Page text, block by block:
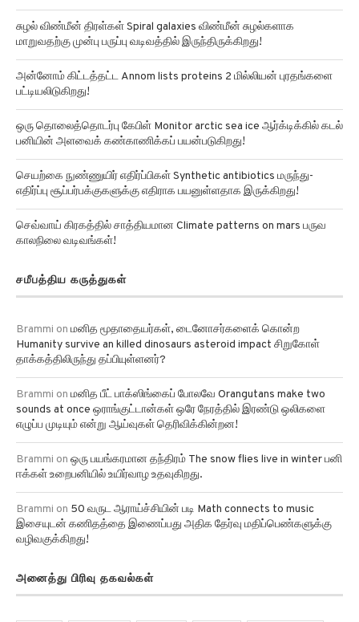
சுழல் விண்மீன் திரள்கள் Spiral galaxies விண்மீன் சுழல்களாக
மாறுவதற்கு முன்பு பருப்பு வடிவத்தில் இருந்திருக்கிறது!
அன்னோம் கிட்டத்தட்ட Annom lists proteins 2 மில்லியன் புரதங்களை
பட்டியலிடுகிறது!
ஒரு தொலைத்தொடர்பு கேபிள் Monitor arctic sea ice ஆர்க்டிக்கில் கடல்
பனியின் அளவைக் கண்காணிக்கப் பயன்படுகிறது!
செயற்கை நுண்ணுயிர் எதிர்ப்பிகள் Synthetic antibiotics மருந்து-
எதிர்ப்பு சூப்பர்பக்குகளுக்கு எதிராக பயனுள்ளதாக இருக்கிறது!
செவ்வாய் கிரகத்தில் சாத்தியமான Climate patterns on mars பருவ
காலநிலை வடிவங்கள்!
சமீபத்திய கருத்துகள்
Brammi on மனித மூதாதையர்கள், டைனோசர்களைக் கொன்ற
Humanity survive an killed dinosaurs asteroid impact சிறுகோள்
தாக்கத்திலிருந்து தப்பியுள்ளனர்?
Brammi on மனித பீட் பாக்ஸிங்கைப் போலவே Orangutans make two
sounds at once ஒராங்குட்டான்கள் ஒரே நேரத்தில் இரண்டு ஒலிகளை
எழுப்ப முடியும் என்று ஆய்வுகள் தெரிவிக்கின்றன!
Brammi on ஒரு பயங்கரமான தந்திரம் The snow flies live in winter பனி
ஈக்கள் உறைபனியில் உயிர்வாழ உதவுகிறது.
Brammi on 50 வருட ஆராய்ச்சியின் படி Math connects to music
இசையுடன் கணிதத்தை இணைப்பது அதிக தேர்வு மதிப்பெண்களுக்கு
வழிவகுக்கிறது!
அனைத்து பிரிவு தகவல்கள்